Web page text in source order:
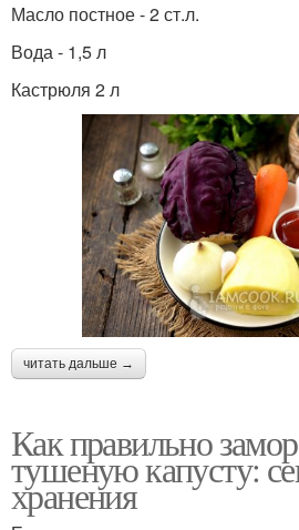
Масло постное - 2 ст.л.
Вода - 1,5 л
Кастрюля 2 л
читать дальше →
Как правильно
тушеную капусту:
хранения